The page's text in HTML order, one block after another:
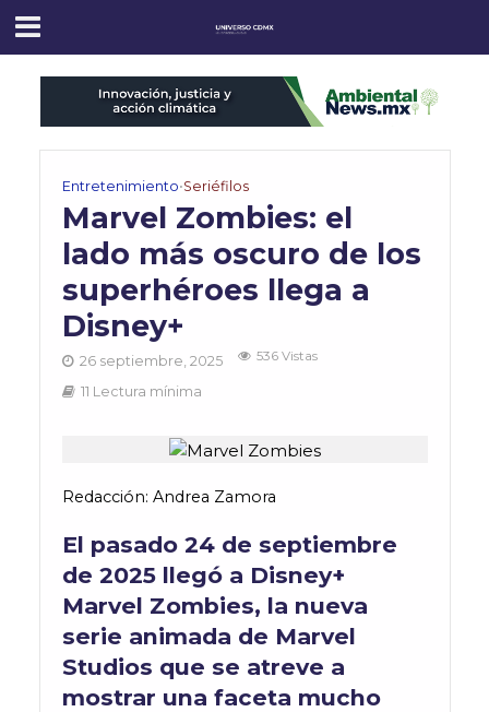
Entretenimiento•Seriéfilos
Marvel Zombies: el
lado más oscuro de los
superhéroes llega a
Disney+
26 septiembre, 2025 536 Vistas
11 Lectura mínima
Redacción: Andrea Zamora
El pasado 24 de septiembre
de 2025 llegó a Disney+
Marvel Zombies, la nueva
serie animada de Marvel
Studios que se atreve a
mostrar una faceta mucho